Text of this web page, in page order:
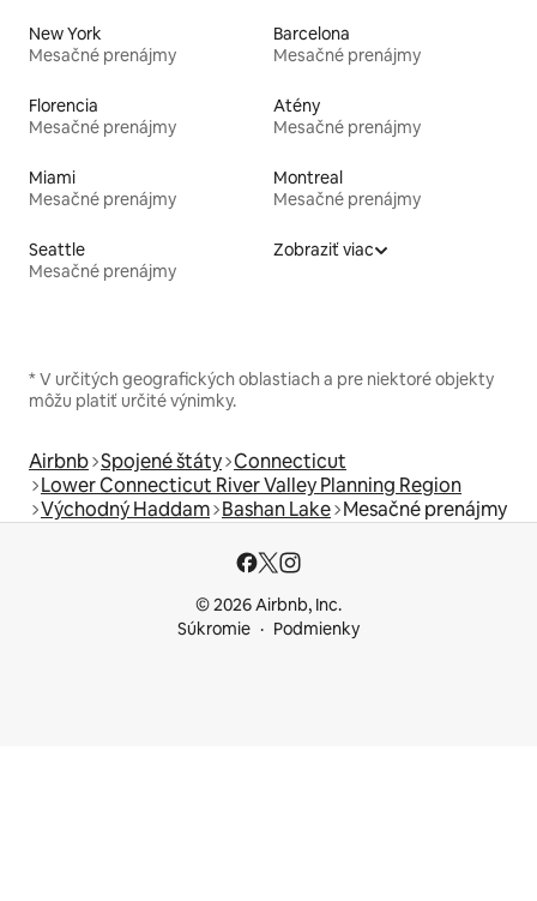
New York
Mesačné prenájmy
Barcelona
Mesačné prenájmy
Florencia
Mesačné prenájmy
Atény
Mesačné prenájmy
Miami
Mesačné prenájmy
Montreal
Mesačné prenájmy
Seattle
Mesačné prenájmy
Zobraziť viac
* V určitých geografických oblastiach a pre niektoré objekty
môžu platiť určité výnimky.
Airbnb Spojené štáty Connecticut
Lower Connecticut River Valley Planning Region
Východný Haddam Bashan Lake Mesačné prenájmy
© 2026 Airbnb, Inc.
Súkromie
Podmienky